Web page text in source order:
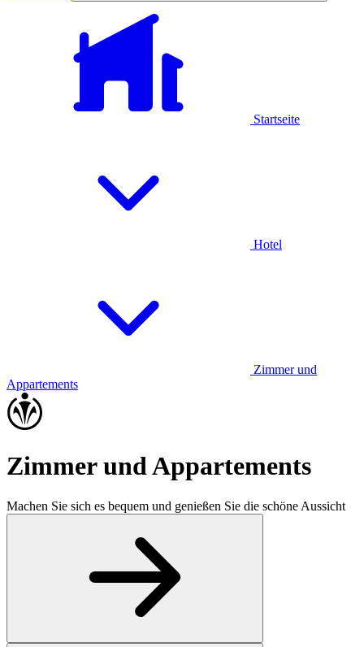
Startseite
Hotel
Zimmer und
Appartements
Zimmer und Appartements
Machen Sie sich es bequem und genießen Sie die schöne Aussicht